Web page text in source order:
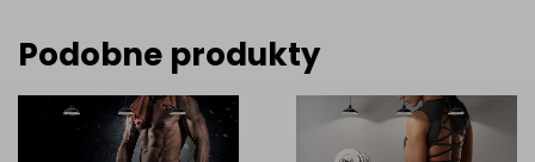
Podobne produkty